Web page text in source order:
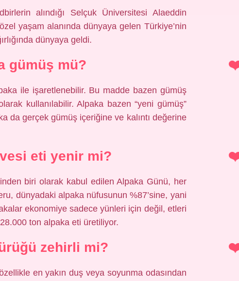
alındığı Selçuk Üniversitesi Alaeddin
yaşam alanında dünyaya gelen Türkiye’nin
dünyaya geldi.
gümüş mü?
ile işaretlenebilir. Bu madde bazen gümüş
kullanılabilir. Alpaka bazen “yeni gümüş”
da gerçek gümüş içeriğine ve kalıntı değerine
eti yenir mi?
biri olarak kabul edilen Alpaka Günü, her
dünyadaki alpaka nüfusunun %87’sine, yani
ekonomiye sadece yünleri için değil, etleri
ton alpaka eti üretiliyor.
zehirli mi?
en yakın duş veya soyunma odasından